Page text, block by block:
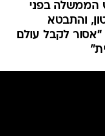
הממשלה בפני
והתבטא
"אסור לקבל עולם